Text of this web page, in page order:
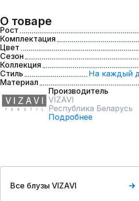
О товаре
Рост
Комплектация
Цвет
Сезон
Коллекция
Стиль На каждый
Материал
Производитель
VIZAVI
Республика Беларусь
Подробнее
Все блузы VIZAVI